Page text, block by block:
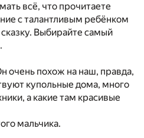
всё, что прочитаете
с талантливым ребёнком
Выбирайте самый
очень похож на наш, правда,
купольные дома, много
а какие там красивые
мальчика.